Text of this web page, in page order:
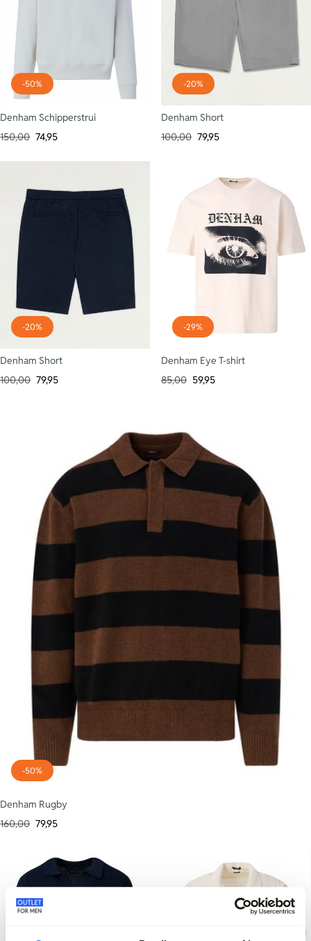
-50%
Denham Schipperstrui
150,00 74,95
-20%
Denham Short
100,00 79,95
-20%
Denham Short
100,00 79,95
-29%
Denham Eye T-shirt
85,00 59,95
-50%
Denham Rugby
160,00 79,95